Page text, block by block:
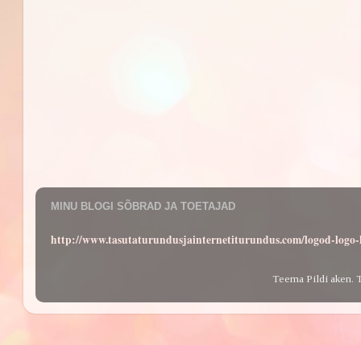
MINU BLOGI SÕBRAD JA TOETAJAD
http://www.tasutaturundusjainternetiturundus.com/logod-
Teema Pildi aken.